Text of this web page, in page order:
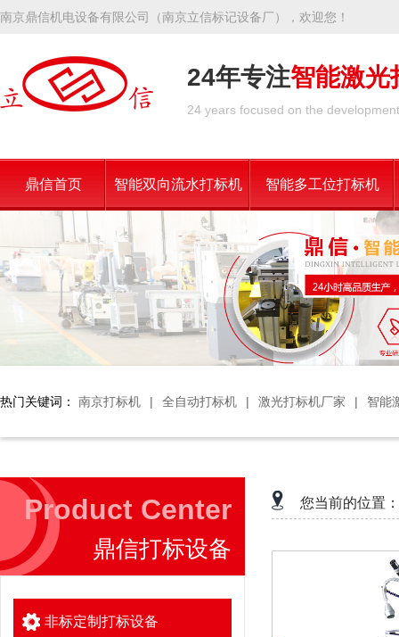
南京鼎信机电设备有限公司（南京立信标记设备厂），欢迎您！
24年专注智能激光
24 years focused on the
鼎信首页 智能双向流水打标机 智能多工位打标机
热门关键词： 南京打标机 | 全自动打标机 | 激光打标机厂家 | 智能
Product Center
鼎信打标设备
非标定制打标设备
您当前的位置：